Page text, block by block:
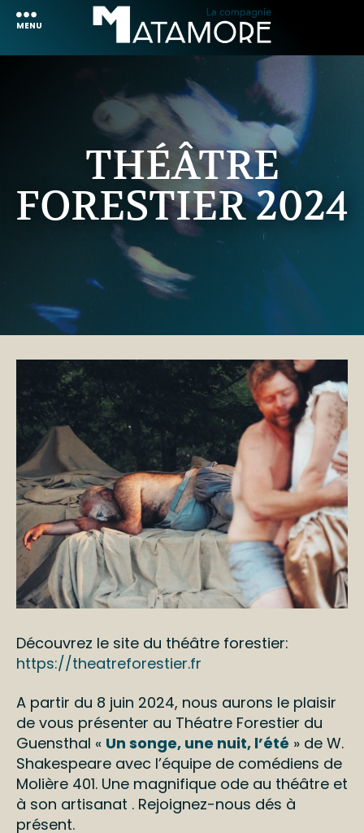
MENU
THÉÂTRE
FORESTIER 2024
Découvrez le site du théâtre forestier:
https://theatreforestier.fr
A partir du 8 juin 2024, nous aurons le plaisir
de vous présenter au Théatre Forestier du
Guensthal « Un songe, une nuit, l’été » de W.
Shakespeare avec l’équipe de comédiens de
Molière 401. Une magnifique ode au théâtre et
à son artisanat . Rejoignez-nous dés à
présent.